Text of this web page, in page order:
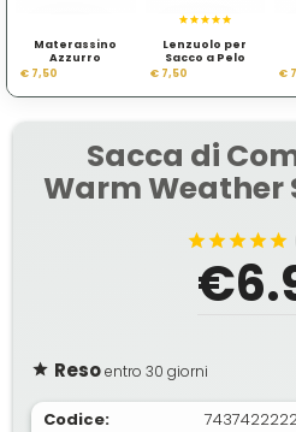
Materassino
Azzurro
Protezione
€ 7,50
Lenzuolo per
Sacco a Pelo
Esercito Inglese
€ 7,50 €
Sacca di
Warm Weather
Resoentro 30 giorni
Codice: